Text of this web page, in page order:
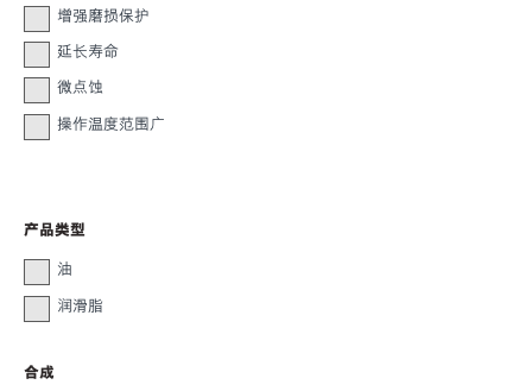
增强磨损保护
延长寿命
微点蚀
操作温度范围广
产品类型
油
润滑脂
合成